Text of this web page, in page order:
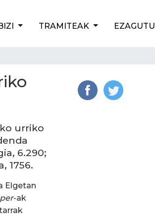
TRAMITEAK EZAGUTU
urriko
6.290;
1756.
Elgetan
-ak